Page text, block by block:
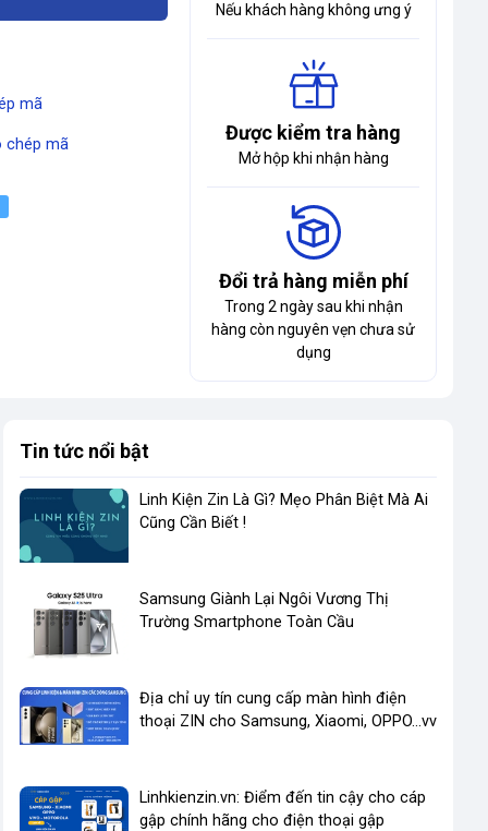
mã
chép mã
Nếu khách hàng không ưng ý
Được kiểm tra hàng
Mở hộp khi nhận hàng
Đổi trả hàng miễn phí
Trong 2 ngày sau khi nhận
hàng còn nguyên vẹn chưa sử
dụng
Tin tức nổi bật
Linh Kiện Zin Là Gì? Mẹo Phân Biệt Mà Ai
Cũng Cần Biết !
​Samsung Giành Lại Ngôi Vương Thị
Trường Smartphone Toàn Cầu
Địa chỉ uy tín cung cấp màn hình điện
thoại ZIN cho Samsung, Xiaomi, OPPO...vv
Linhkienzin.vn: Điểm đến tin cậy cho cáp
gập chính hãng cho điện thoại gập